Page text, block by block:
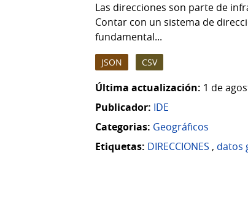
Las direcciones son parte de
Contar con un sistema de
fundamental...
JSON CSV
Última actualización: 1 de
Publicador: IDE
Categorias: Geográficos
Etiquetas: DIRECCIONES , datos